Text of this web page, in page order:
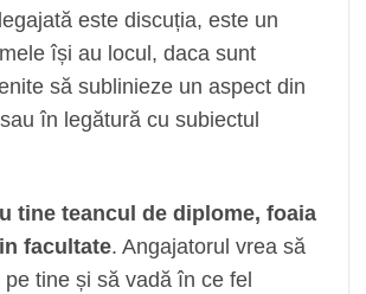
este discuția, este un
își au locul, daca sunt
să sublinieze un aspect din
în legătură cu subiectul
tine teancul de diplome, foaia
facultate. Angajatorul vrea să
tine și să vadă în ce fel